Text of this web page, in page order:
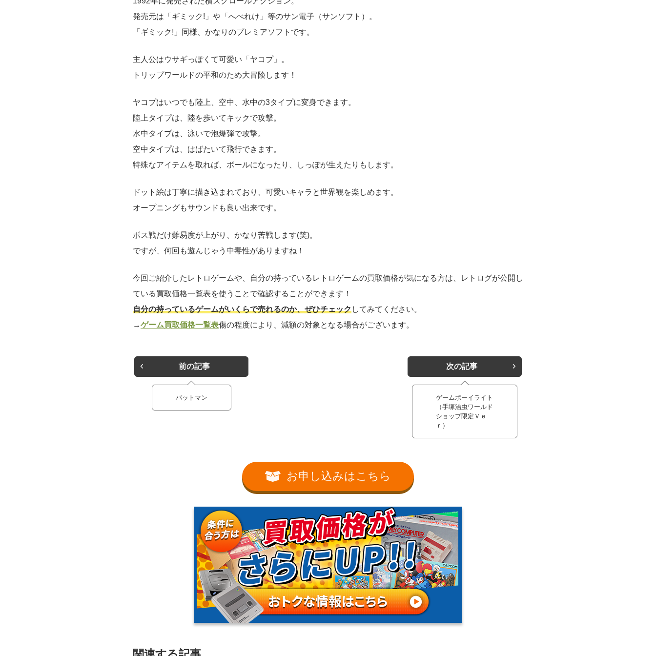
発売元は「ギミック!」や「へべれけ」等のサン電子（サンソフト）。
「ギミック!」同様、かなりのプレミアソフトです。
主人公はウサギっぽくて可愛い「ヤコプ」。
トリップワールドの平和のため大冒険します！
ヤコプはいつでも陸上、空中、水中の3タイプに変身できます。
陸上タイプは、陸を歩いてキックで攻撃。
水中タイプは、泳いで泡爆弾で攻撃。
空中タイプは、はばたいて飛行できます。
特殊なアイテムを取れば、ボールになったり、しっぽが生えたりもします。
ドット絵は丁寧に描き込まれており、可愛いキャラと世界観を楽しめます。
オープニングもサウンドも良い出来です。
ボス戦だけ難易度が上がり、かなり苦戦します(笑)。
ですが、何回も遊んじゃう中毒性がありますね！
今回ご紹介したレトロゲームや、自分の持っているレトロゲームの買取価格が気になる方は、レトログが公開し
ている買取価格一覧表を使うことで確認することができます！
自分の持っているゲームがいくらで売れるのか、ぜひチェックしてみてください。
→ゲーム買取価格一覧表傷の程度により、減額の対象となる場合がございます。
前の記事
バットマン
次の記事
ゲームボーイライト
（手塚治虫ワールド
ショップ限定Ｖｅ
ｒ）
お申し込みはこちら